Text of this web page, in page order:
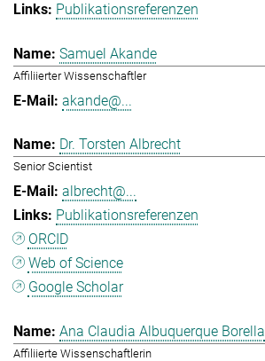
Publikationsreferenzen
Samuel Akande
Affiliierter Wissenschaftler
akande@...
Dr. Torsten Albrecht
Senior Scientist
albrecht@...
Publikationsreferenzen
ORCID
Web of Science
Google Scholar
Ana Claudia Albuquerque Borella
Affiliierte Wissenschaftlerin